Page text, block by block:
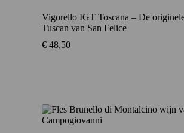
Vigorello IGT Toscana – De
Tuscan van San Felice
€ 48,50